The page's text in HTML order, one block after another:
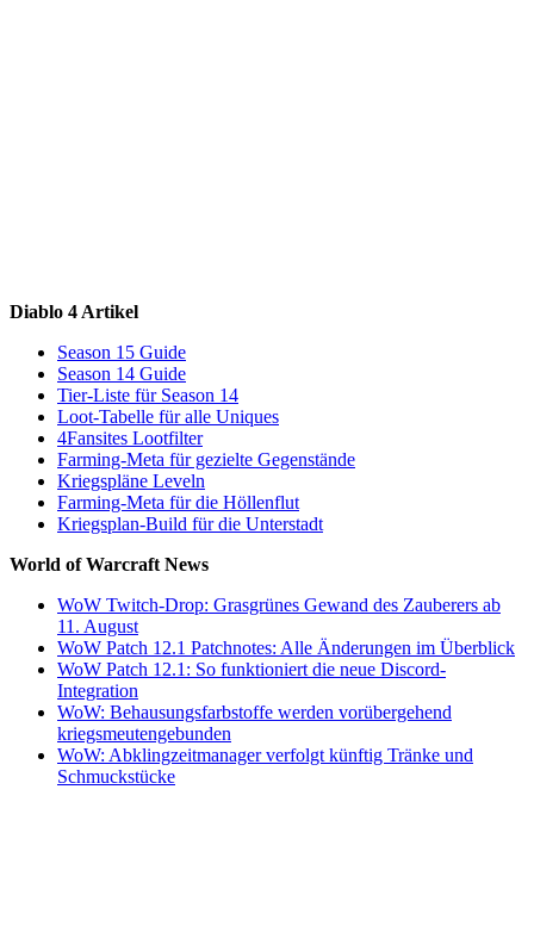
Diablo 4 Artikel
Season 15 Guide
Season 14 Guide
Tier-Liste für Season 14
Loot-Tabelle für alle Uniques
4Fansites Lootfilter
Farming-Meta für gezielte Gegenstände
Kriegspläne Leveln
Farming-Meta für die Höllenflut
Kriegsplan-Build für die Unterstadt
World of Warcraft News
WoW Twitch-Drop: Grasgrünes Gewand des Zauberers ab
11. August
WoW Patch 12.1 Patchnotes: Alle Änderungen im Überblick
WoW Patch 12.1: So funktioniert die neue Discord-
Integration
WoW: Behausungsfarbstoffe werden vorübergehend
kriegsmeutengebunden
WoW: Abklingzeitmanager verfolgt künftig Tränke und
Schmuckstücke